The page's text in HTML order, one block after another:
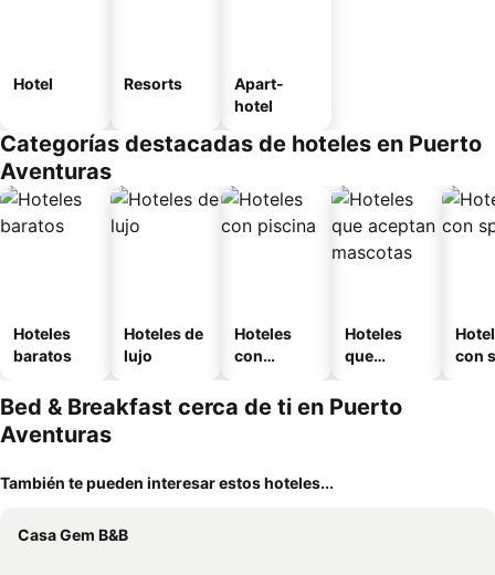
Hotel Resorts
Apart-
hotel
Categorías destacadas de hoteles en Puerto
Aventuras
Hoteles
baratos
Hoteles de
lujo
Hoteles
con
Hoteles
que
mascotas
con
Bed & Breakfast cerca de ti en Puerto
Aventuras
También te pueden interesar estos hoteles...
Casa Gem B&B